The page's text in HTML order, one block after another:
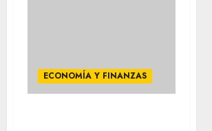
ECONOMÍA Y FINANZAS